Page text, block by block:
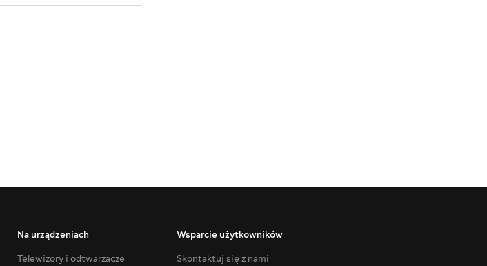
Na urządzeniach
Telewizory i odtwarzacze
Wsparcie użytkowników
Skontaktuj się z nami